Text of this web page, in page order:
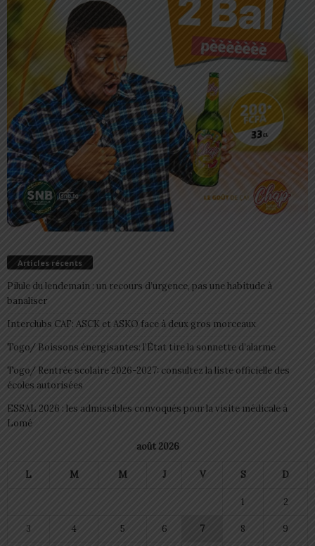
Articles récents
Pilule du lendemain : un recours d’urgence, pas une habitude à
banaliser
Interclubs CAF: ASCK et ASKO face à deux gros morceaux
Togo/ Boissons énergisantes: l’État tire la sonnette d’alarme
Togo/ Rentrée scolaire 2026-2027: consultez la liste officielle des
écoles autorisées
ESSAL 2026 : les admissibles convoqués pour la visite médicale à
Lomé
août 2026
L M M J V S D
1 2
3 4 5 6 7 8 9